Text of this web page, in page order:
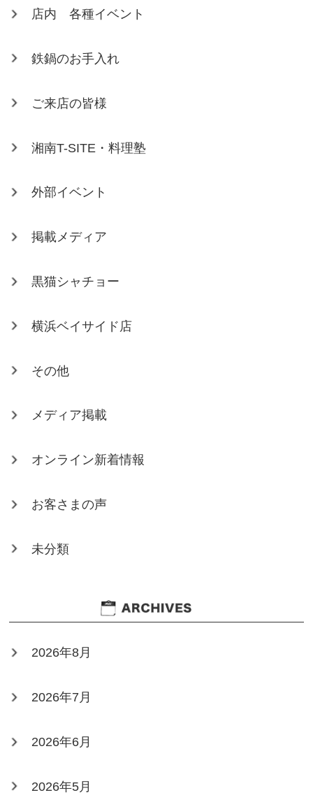
店内 各種イベント
鉄鍋のお手入れ
ご来店の皆様
湘南T-SITE・料理塾
外部イベント
掲載メディア
黒猫シャチョー
横浜ベイサイド店
その他
メディア掲載
オンライン新着情報
お客さまの声
未分類
2026年8月
2026年7月
2026年6月
2026年5月